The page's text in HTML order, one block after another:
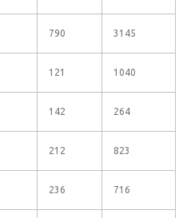
790 3145
121 1040
142 264
212 823
236 716